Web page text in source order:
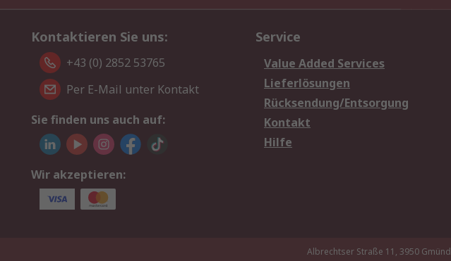
Kontaktieren Sie uns:
+43 (0) 2852 53765
Per E-Mail unter Kontakt
Sie finden uns auch auf:
Wir akzeptieren:
Service
Value Added Services
Lieferlösungen
Rücksendung/Entsorgung
Kontakt
Hilfe
Albrechtser Straße 11, 3950 Gmünd